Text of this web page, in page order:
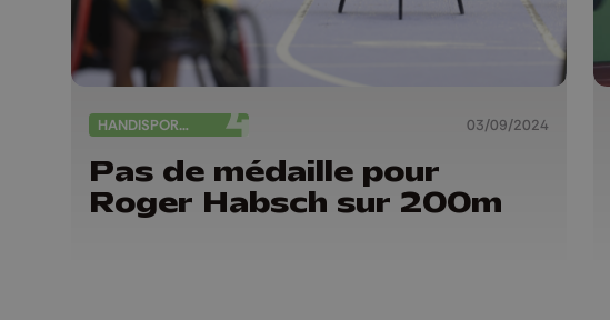
HANDISPORTS 03/09/2024
Pas de médaille pour
Roger Habsch sur 200m